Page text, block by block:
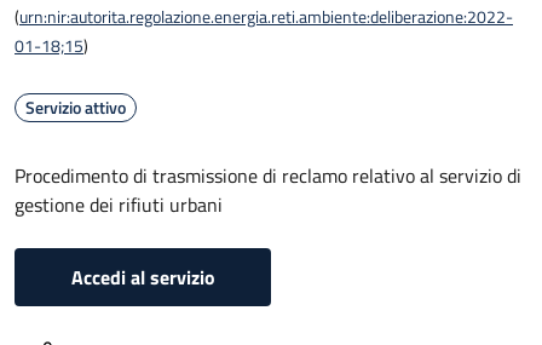
(urn:nir:autorita.regolazione.energia.reti.ambiente:deliberazione:2022-
01-18;15)
Servizio attivo
Procedimento di trasmissione di reclamo relativo al servizio di
gestione dei rifiuti urbani
Accedi al servizio